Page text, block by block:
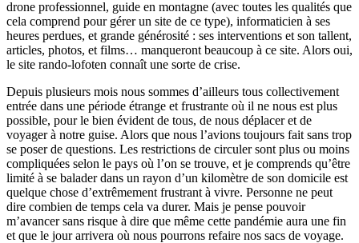
drone professionnel, guide en montagne (avec toutes les qualités que
cela comprend pour gérer un site de ce type), informaticien à ses
heures perdues, et grande générosité : ses interventions et son tallent,
articles, photos, et films… manqueront beaucoup à ce site. Alors oui,
le site rando-lofoten connaît une sorte de crise.
Depuis plusieurs mois nous sommes d’ailleurs tous collectivement
entrée dans une période étrange et frustrante où il ne nous est plus
possible, pour le bien évident de tous, de nous déplacer et de
voyager à notre guise. Alors que nous l’avions toujours fait sans trop
se poser de questions. Les restrictions de circuler sont plus ou moins
compliquées selon le pays où l’on se trouve, et je comprends qu’être
limité à se balader dans un rayon d’un kilomètre de son domicile est
quelque chose d’extrêmement frustrant à vivre. Personne ne peut
dire combien de temps cela va durer. Mais je pense pouvoir
m’avancer sans risque à dire que même cette pandémie aura une fin
et que le jour arrivera où nous pourrons refaire nos sacs de voyage.